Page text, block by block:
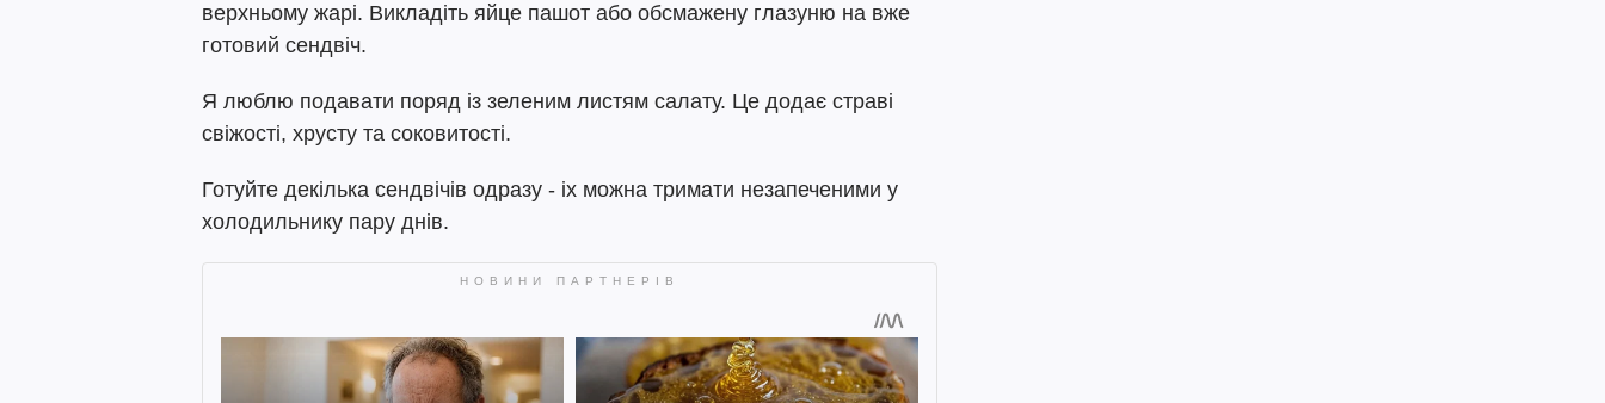
верхньому жарі. Викладіть яйце пашот або обсмажену глазуню на вже
готовий сендвіч.
Я люблю подавати поряд із зеленим листям салату. Це додає страві
свіжості, хрусту та соковитості.
Готуйте декілька сендвічів одразу - іх можна тримати незапеченими у
холодильнику пару днів.